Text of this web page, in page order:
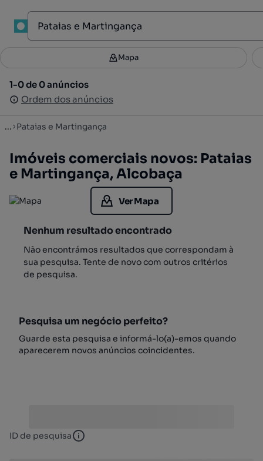
Filtros 3
1-0 de 0 anúncios
Ordem dos anúncios
Mapa
1-0 de 0 anúncios
Ordem dos anúncios
... Pataias e Martingança
Imóveis comerciais novos: Pataias
e Martingança, Alcobaça
Ver Mapa
Nenhum resultado encontrado
Não encontrámos resultados que correspondam à
sua pesquisa. Tente de novo com outros critérios
de pesquisa.
Pesquisa um negócio perfeito?
Guarde esta pesquisa e informá-lo(a)-emos quando
aparecerem novos anúncios coincidentes.
ID de pesquisa ID de pesquisa